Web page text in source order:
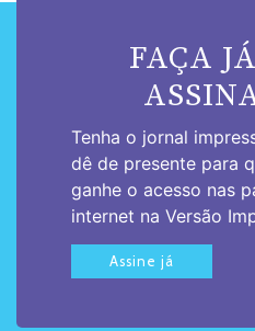
FAÇA
Tenha o jornal
dê de presente para
ganhe o acesso nas
internet na Versão
Assine já